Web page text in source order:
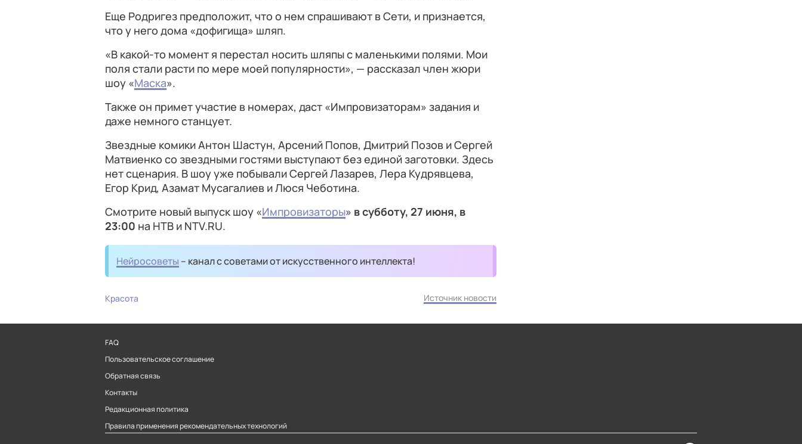
Еще Родригез предположит, что о нем спрашивают в Сети, и признается,
что у него дома «дофигища» шляп.
«В какой-то момент я перестал носить шляпы с маленькими полями. Мои
поля стали расти по мере моей популярности», — рассказал член жюри
шоу «Маска».
Также он примет участие в номерах, даст «Импровизаторам» задания и
даже немного станцует.
Звездные комики Антон Шастун, Арсений Попов, Дмитрий Позов и Сергей
Матвиенко со звездными гостями выступают без единой заготовки. Здесь
нет сценария. В шоу уже побывали Сергей Лазарев, Лера Кудрявцева,
Егор Крид, Азамат Мусагалиев и Люся Чеботина.
Смотрите новый выпуск шоу «Импровизаторы» в субботу, 27 июня, в
23:00 на НТВ и NTV.RU.
Нейросоветы – канал с советами от искусственного интеллекта!
Красота Источник новости
FAQ
Пользовательское соглашение
Обратная связь
Контакты
Редакционная политика
Правила применения рекомендательных технологий